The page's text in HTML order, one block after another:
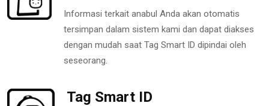
Informasi terkait anabul Anda akan otomatis
tersimpan dalam sistem kami dan dapat diakses
dengan mudah saat Tag Smart ID dipindai oleh
seseorang.
Tag Smart ID